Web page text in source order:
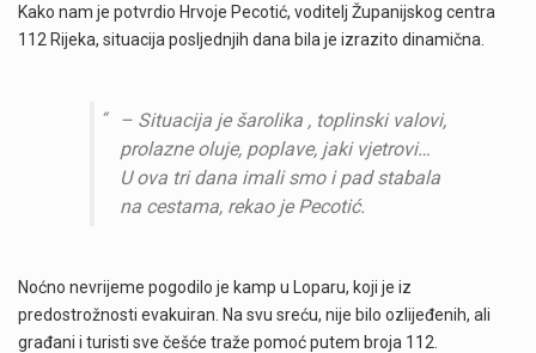
Kako nam je potvrdio Hrvoje Pecotić, voditelj Županijskog centra
112 Rijeka, situacija posljednjih dana bila je izrazito dinamična.
– Situacija je šarolika , toplinski valovi,
prolazne oluje, poplave, jaki vjetrovi…
U ova tri dana imali smo i pad stabala
na cestama, rekao je Pecotić.
Noćno nevrijeme pogodilo je kamp u Loparu, koji je iz
predostrožnosti evakuiran. Na svu sreću, nije bilo ozlijeđenih, ali
građani i turisti sve češće traže pomoć putem broja 112.